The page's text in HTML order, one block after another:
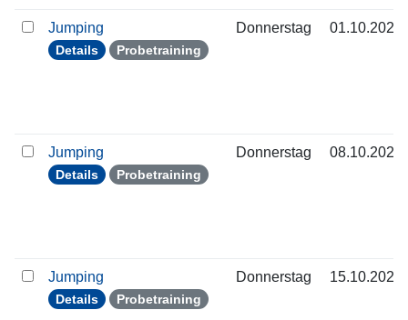
Jumping
Details Probetraining
Donnerstag 01.10.2026
Jumping
Details Probetraining
Donnerstag 08.10.2026
Jumping
Details Probetraining
Donnerstag 15.10.2026